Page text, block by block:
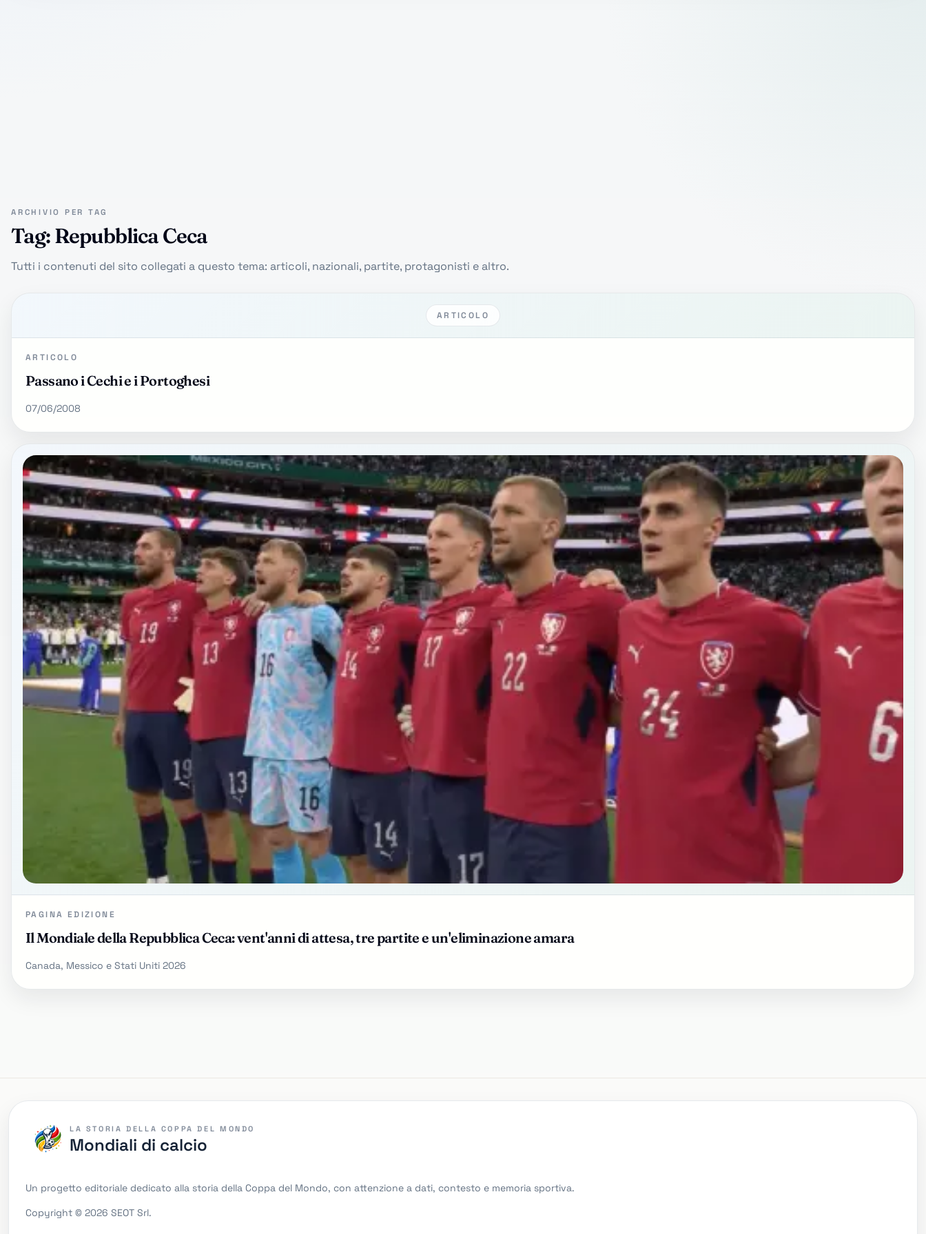
ARCHIVIO PER TAG
Tag: Repubblica Ceca
Tutti i contenuti del sito collegati a questo tema: articoli, nazionali, partite, protagonisti e altro.
ARTICOLO
ARTICOLO
Passano i Cechi e i Portoghesi
07/06/2008
PAGINA EDIZIONE
Il Mondiale della Repubblica Ceca: vent'anni di attesa, tre partite e un'eliminazione amara
Canada, Messico e Stati Uniti 2026
LA STORIA DELLA COPPA DEL MONDO
Mondiali di calcio
Un progetto editoriale dedicato alla storia della Coppa del Mondo, con attenzione a dati, contesto e memoria sportiva.
Copyright © 2026 SEOT Srl.